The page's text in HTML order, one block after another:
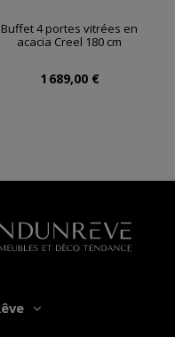
Buffet 4 portes vitrées en
acacia Creel 180 cm
1 689,00 €